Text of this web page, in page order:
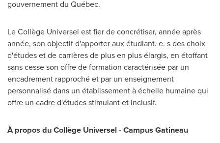
gouvernement du Québec.
Le Collège Universel est fier de concrétiser, année après
année, son objectif d'apporter aux étudiant. e. s des choix
d'études et de carrières de plus en plus élargis, en étoffant
sans cesse son offre de formation caractérisée par un
encadrement rapproché et par un enseignement
personnalisé dans un établissement à échelle humaine qui
offre un cadre d'études stimulant et inclusif.
À propos du Collège Universel - Campus Gatineau